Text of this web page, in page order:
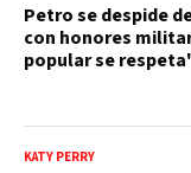
Petro se despide
con honores
popular se
KATY PERRY